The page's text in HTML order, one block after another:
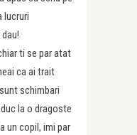
lucruri
ti se par atat
ca ai trait
schimbari
la o dragoste
un copil, imi par